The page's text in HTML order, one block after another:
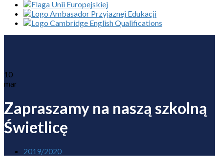
10
mar
Zapraszamy na naszą szkolną
Świetlicę
2019/2020